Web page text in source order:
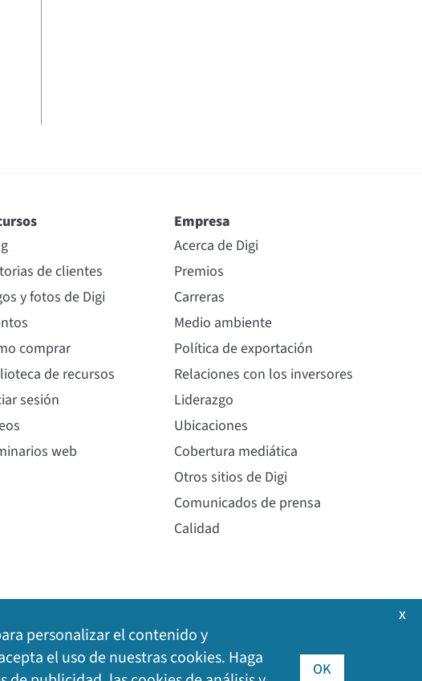
de clientes
y fotos de Digi
comprar
de recursos
sesión
web
Empresa
Acerca de Digi
Premios
Carreras
Medio ambiente
Política de exportación
Relaciones con los inversores
Liderazgo
Ubicaciones
Cobertura mediática
Otros sitios de Digi
Comunicados de prensa
Calidad
personalizar el contenido y
el uso de nuestras cookies. Haga
OK
x